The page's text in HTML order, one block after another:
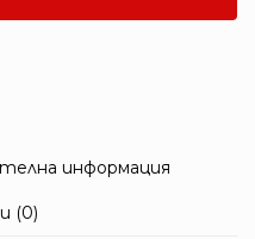
информация
(0)